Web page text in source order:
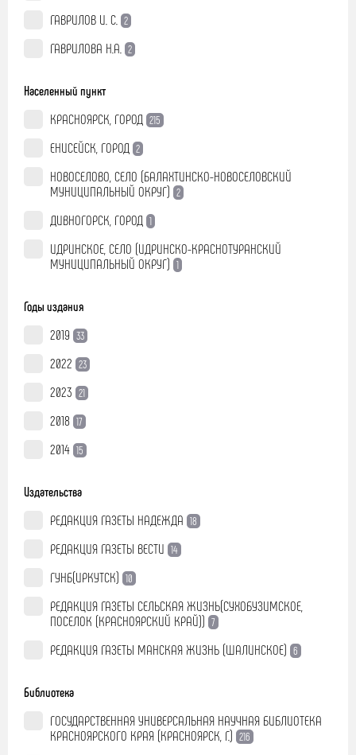
ГАВРИЛОВ И. С. 2
ГАВРИЛОВА Н.А. 2
Населенный пункт
КРАСНОЯРСК, ГОРОД 215
ЕНИСЕЙСК, ГОРОД 2
НОВОСЕЛОВО, СЕЛО (БАЛАХТИНСКО-НОВОСЕЛОВСКИЙ
МУНИЦИПАЛЬНЫЙ ОКРУГ) 2
ДИВНОГОРСК, ГОРОД 1
ИДРИНСКОЕ, СЕЛО (ИДРИНСКО-КРАСНОТУРАНСКИЙ
МУНИЦИПАЛЬНЫЙ ОКРУГ) 1
Годы издания
2019 33
2022 23
2023 21
2018 17
2014 15
Издательства
РЕДАКЦИЯ ГАЗЕТЫ НАДЕЖДА 18
РЕДАКЦИЯ ГАЗЕТЫ ВЕСТИ 14
ГУНБ(ИРКУТСК) 10
РЕДАКЦИЯ ГАЗЕТЫ СЕЛЬСКАЯ ЖИЗНЬ(СУХОБУЗИМСКОЕ,
ПОСЕЛОК (КРАСНОЯРСКИЙ КРАЙ)) 7
РЕДАКЦИЯ ГАЗЕТЫ МАНСКАЯ ЖИЗНЬ (ШАЛИНСКОЕ) 6
Библиотека
ГОСУДАРСТВЕННАЯ УНИВЕРСАЛЬНАЯ НАУЧНАЯ БИБЛИОТЕКА
КРАСНОЯРСКОГО КРАЯ (КРАСНОЯРСК, Г.) 216